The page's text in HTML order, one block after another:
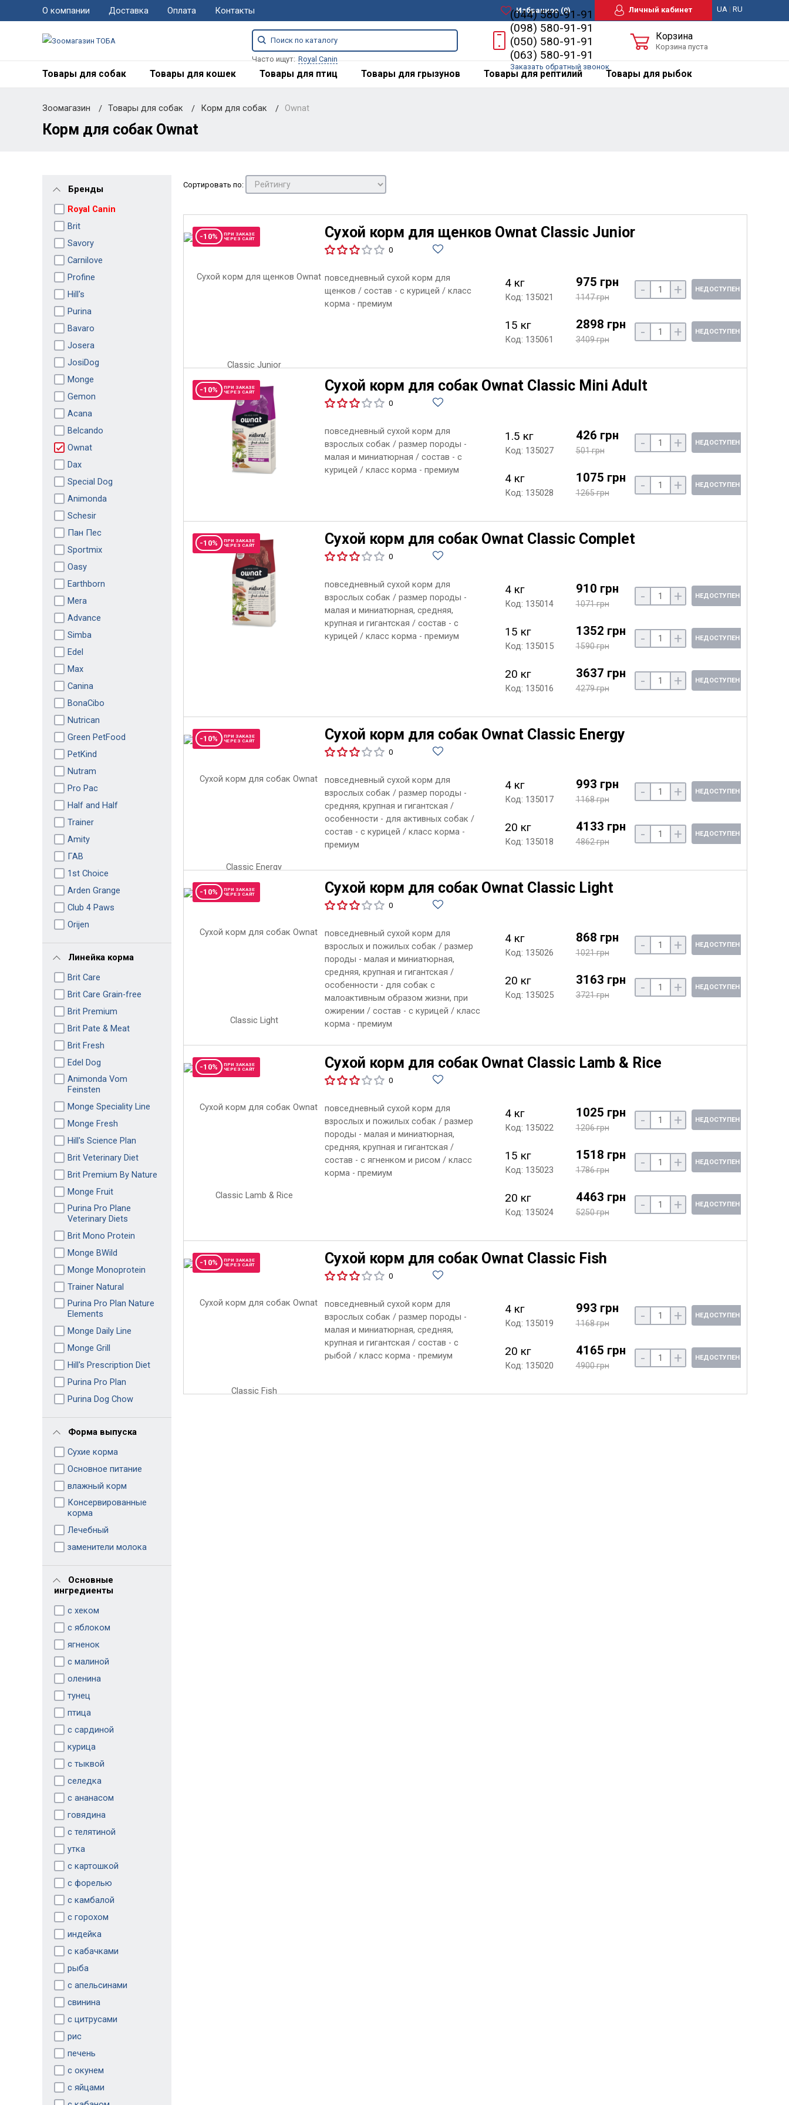
О компании Доставка Оплата Контакты Избранное(0) Личный кабинет UA| RU
Часто ищут: Royal Canin
(044) 580-91-91
(098) 580-91-91
(050) 580-91-91
(063) 580-91-91
Заказать обратный звонок
Корзина
Корзина пуста
Товары для собак Товары для кошек Товары для птиц Товары для грызунов Товары для рептилий Товары для рыбок
Зоомагазин Товары для собак Корм для собак Ownat
Корм для собак Ownat
Бренды
Royal Canin
Brit
Savory
Carnilove
Profine
Hill's
Purina
Bavaro
Josera
JosiDog
Monge
Gemon
Acana
Belcando
Ownat
Dax
Special Dog
Animonda
Schesir
Пан Пес
Sportmix
Oasy
Earthborn
Mera
Advance
Simba
Edel
Max
Canina
BonaCibo
Nutrican
Green PetFood
PetKind
Nutram
Pro Pac
Half and Half
Trainer
Amity
ГАВ
1st Choice
Arden Grange
Club 4 Paws
Orijen
Линейка корма
Brit Care
Brit Care Grain-free
Brit Premium
Brit Pate & Meat
Brit Fresh
Edel Dog
Animonda Vom
Feinsten
Monge Speciality Line
Monge Fresh
Hill's Science Plan
Brit Veterinary Diet
Brit Premium By Nature
Monge Fruit
Purina Pro Plane
Veterinary Diets
Brit Mono Protein
Monge BWild
Monge Monoprotein
Trainer Natural
Purina Pro Plan Nature
Elements
Monge Daily Line
Monge Grill
Hill's Prescription Diet
Purina Pro Plan
Purina Dog Chow
Форма выпуска
Сухие корма
Основное питание
влажный корм
Консервированные
корма
Лечебный
заменители молока
Основные
ингредиенты
с хеком
с яблоком
ягненок
с малиной
оленина
тунец
птица
с сардиной
курица
с тыквой
селедка
с ананасом
говядина
с телятиной
утка
с картошкой
с форелью
с камбалой
с горохом
индейка
с кабачками
рыба
с апельсинами
свинина
с цитрусами
рис
печень
с окунем
с яйцами
Сортировать по:
-10%
ПРИ ЗАКАЗЕ
ЧЕРЕЗ САЙТ
Сухой корм для щенков Ownat Classic Junior
0
повседневный сухой корм для
щенков / состав - с курицей / класс
корма - премиум
4 кг
Код: 135021
975 грн
1147 грн - + НЕДОСТУПЕН
15 кг
Код: 135061
2898 грн
3409 грн - + НЕДОСТУПЕН
-10%
ПРИ ЗАКАЗЕ
ЧЕРЕЗ САЙТ
Сухой корм для собак Ownat Classic Mini Adult
0
повседневный сухой корм для
взрослых собак / размер породы -
малая и миниатюрная / состав - с
курицей / класс корма - премиум
1.5 кг
Код: 135027
426 грн
501 грн - + НЕДОСТУПЕН
4 кг
Код: 135028
1075 грн
1265 грн - + НЕДОСТУПЕН
-10%
ПРИ ЗАКАЗЕ
ЧЕРЕЗ САЙТ
Сухой корм для собак Ownat Classic Complet
0
повседневный сухой корм для
взрослых собак / размер породы -
малая и миниатюрная, средняя,
крупная и гигантская / состав - с
курицей / класс корма - премиум
4 кг
Код: 135014
910 грн
1071 грн - + НЕДОСТУПЕН
15 кг
Код: 135015
1352 грн
1590 грн - + НЕДОСТУПЕН
20 кг
Код: 135016
3637 грн
4279 грн - + НЕДОСТУПЕН
-10%
ПРИ ЗАКАЗЕ
ЧЕРЕЗ САЙТ
Сухой корм для собак Ownat Classic Energy
0
повседневный сухой корм для
взрослых собак / размер породы -
средняя, крупная и гигантская /
особенности - для активных собак /
состав - с курицей / класс корма -
премиум
4 кг
Код: 135017
993 грн
1168 грн - + НЕДОСТУПЕН
20 кг
Код: 135018
4133 грн
4862 грн - + НЕДОСТУПЕН
-10%
ПРИ ЗАКАЗЕ
ЧЕРЕЗ САЙТ
Сухой корм для собак Ownat Classic Light
0
повседневный сухой корм для
взрослых и пожилых собак / размер
породы - малая и миниатюрная,
средняя, крупная и гигантская /
особенности - для собак с
малоактивным образом жизни, при
ожирении / состав - с курицей / класс
корма - премиум
4 кг
Код: 135026
868 грн
1021 грн - + НЕДОСТУПЕН
20 кг
Код: 135025
3163 грн
3721 грн - + НЕДОСТУПЕН
-10%
ПРИ ЗАКАЗЕ
ЧЕРЕЗ САЙТ
Сухой корм для собак Ownat Classic Lamb & Rice
0
повседневный сухой корм для
взрослых и пожилых собак / размер
породы - малая и миниатюрная,
средняя, крупная и гигантская /
состав - с ягненком и рисом / класс
корма - премиум
4 кг
Код: 135022
1025 грн
1206 грн - + НЕДОСТУПЕН
15 кг
Код: 135023
1518 грн
1786 грн - + НЕДОСТУПЕН
20 кг
Код: 135024
4463 грн
5250 грн - + НЕДОСТУПЕН
-10%
ПРИ ЗАКАЗЕ
ЧЕРЕЗ САЙТ
Сухой корм для собак Ownat Classic Fish
0
повседневный сухой корм для
взрослых собак / размер породы -
малая и миниатюрная, средняя,
крупная и гигантская / состав - с
рыбой / класс корма - премиум
4 кг
Код: 135019
993 грн
1168 грн - + НЕДОСТУПЕН
20 кг
Код: 135020
4165 грн
4900 грн - + НЕДОСТУПЕН